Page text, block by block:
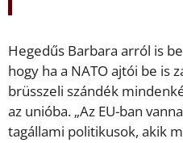
Hegedűs Barbara arról is
hogy ha a NATO ajtói be is
brüsszeli szándék
az unióba. „Az EU-ban
tagállami politikusok, akik